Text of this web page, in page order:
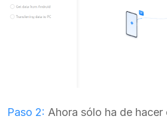
Paso 2: Ahora sólo ha de